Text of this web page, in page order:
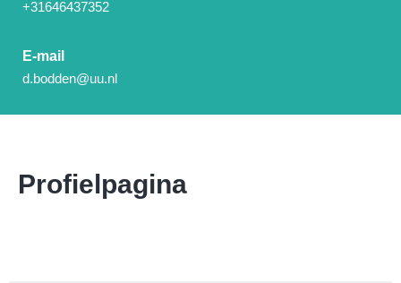
+31646437352
E-mail
d.bodden@uu.nl
Profielpagina